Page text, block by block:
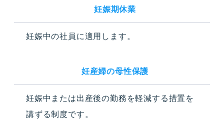
妊娠期休業
妊娠中の社員に適用します。
妊産婦の母性保護
妊娠中または出産後の勤務を軽減する措置を
講ずる制度です。